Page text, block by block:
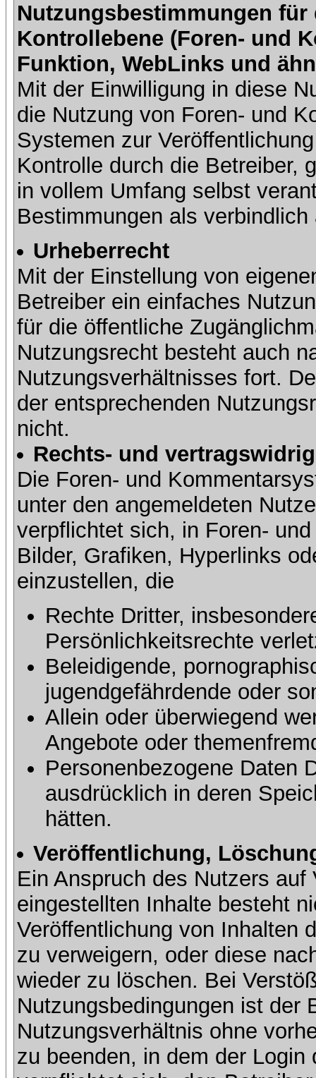
Nutzungsbestimmungen
Kontrollebene (Foren- und
Funktion, WebLinks und
Mit der Einwilligung in diese
die Nutzung von Foren- und
Systemen zur
Kontrolle durch die Betreiber,
in vollem Umfang selbst
Bestimmungen als verbindlich
Urheberrecht
Mit der Einstellung von
Betreiber ein einfaches
für die öffentliche
Nutzungsrecht besteht auch
Nutzungsverhältnisses fort.
der entsprechenden
nicht.
Rechts- und
Die Foren- und
unter den angemeldeten
verpflichtet sich, in Foren-
Bilder, Grafiken, Hyperlinks
einzustellen, die
Rechte Dritter,
Persönlichkeitsrechte
Beleidigende,
jugendgefährdende oder
Allein oder überwiegend
Angebote oder
Personenbezogene Daten
ausdrücklich in deren
hätten.
Veröffentlichung,
Ein Anspruch des Nutzers
eingestellten Inhalte besteht
Veröffentlichung von Inhalten
zu verweigern, oder diese
wieder zu löschen. Bei
Nutzungsbedingungen ist der
Nutzungsverhältnis ohne
zu beenden, in dem der